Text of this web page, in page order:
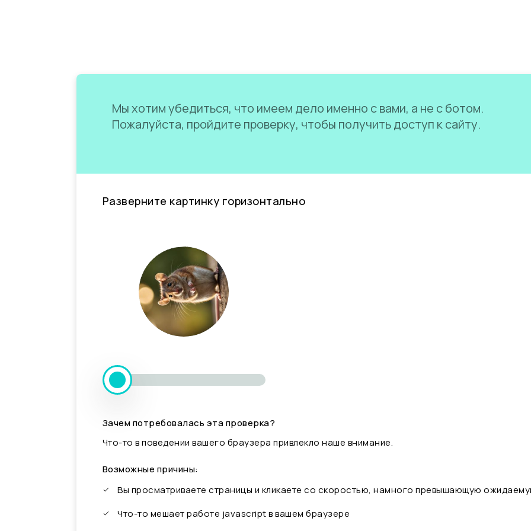
Мы хотим убедиться, что имеем дело именно с вами, а не с ботом.
Пожалуйста, пройдите проверку, чтобы получить доступ к сайту.
Разверните картинку горизонтально
Зачем потребовалась эта проверка?
Что-то в поведении вашего браузера привлекло наше внимание.
Возможные причины:
Вы просматриваете страницы и кликаете со скоростью, намного превышающую
Что-то мешает работе javascript в вашем браузере